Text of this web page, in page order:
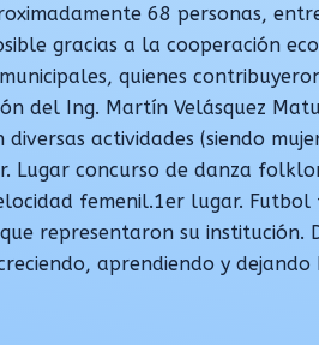
68 personas,
gracias a la cooperación
quienes
del Ing. Martín Velásquez
diversas actividades (siendo
Lugar concurso de danza
femenil.1er lugar.
representaron su institución.
aprendiendo y